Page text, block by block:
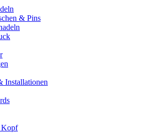
& Pins
Installationen